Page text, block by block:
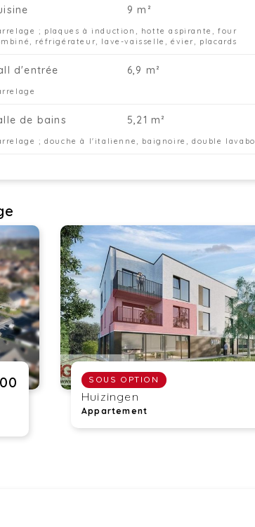
9 m²
; plaques à induction, hotte aspirante, four
réfrigérateur, lave-vaisselle, évier, placards
d'entrée 6,9 m²
de bains 5,21 m²
; douche à l'italienne, baignoire, double lavabo
SOUS OPTION
Huizingen
Appartement